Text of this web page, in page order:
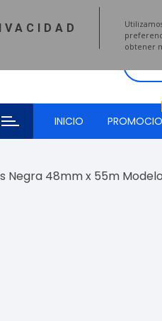
obtener
INICIO
48mm x 55m